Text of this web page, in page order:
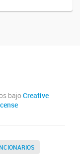
bajo Creative